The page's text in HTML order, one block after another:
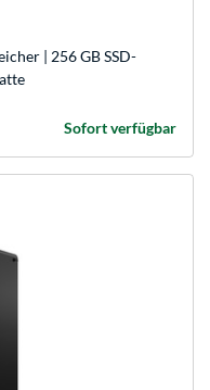
| 256 GB SSD-
Sofort verfügbar